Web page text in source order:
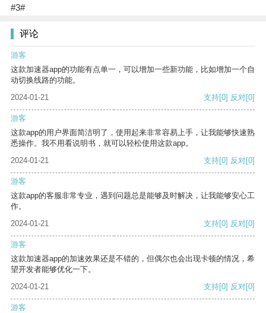
#3#
评论
游客
这款加速器app的功能有点单一，可以增加一些新功能，比如增加一个自
动切换线路的功能。
2024-01-21
支持[0] 反对[0]
游客
这款app的用户界面简洁明了，使用起来非常容易上手，让我能够快速熟
悉操作。我不用看说明书，就可以轻松使用这款app。
2024-01-21
支持[0] 反对[0]
游客
这款app的客服非常专业，遇到问题总是能够及时解决，让我能够安心工
作。
2024-01-21
支持[0] 反对[0]
游客
这款加速器app的加速效果还是不错的，但偶尔也会出现卡顿的情况，希
望开发者能够优化一下。
2024-01-21
支持[0] 反对[0]
游客